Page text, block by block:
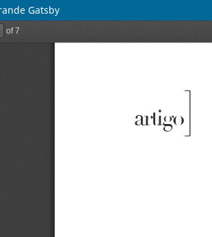
Gatsby